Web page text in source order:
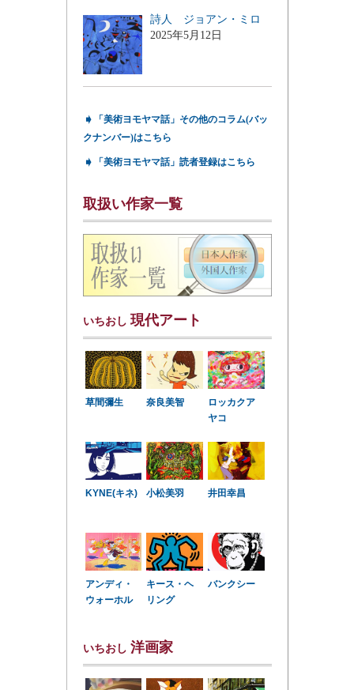
詩人 ジョアン・ミロ
2025年5月12日
➧
「美術ヨモヤマ話」その他のコラム(バッ
クナンバー)はこちら
➧ 「美術ヨモヤマ話」読者登録はこちら
取扱い作家一覧
いちおし 現代アート
草間彌生 奈良美智
ロッカクア
ヤコ
KYNE(キネ) 小松美羽 井田幸昌
アンディ・
ウォーホル
キース・ヘ
リング
バンクシー
いちおし 洋画家